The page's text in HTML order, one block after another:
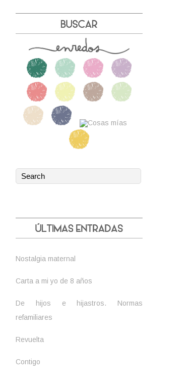
Nostalgia maternal
Carta a mi yo de 8 años
De hijos e hijastros. Normas
refamiliares
Revuelta
Contigo